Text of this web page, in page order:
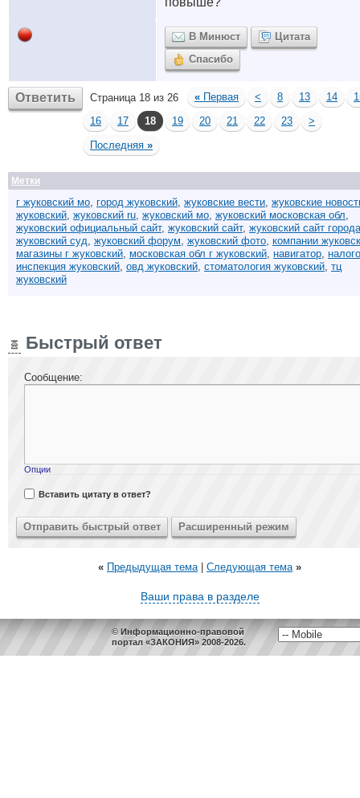
В Минюст
Цитата
Спасибо
Ответить Страница 18 из 26 « Первая < 8 13 14
16
17 18 19 20 21 22 23
>
Последняя »
Метки
г жуковский мо, город жуковский, жуковские вести, жуковские
жуковский, жуковский ru, жуковский мо, жуковский московская обл,
жуковский официальный сайт, жуковский сайт, жуковский сайт города
жуковский суд, жуковский форум, жуковский фото, компании
магазины г жуковский, московская обл г жуковский, навигатор,
инспекция жуковский, овд жуковский, стоматология жуковский, тц
жуковский
Быстрый ответ
Сообщение:
Опции
Вставить цитату в ответ?
« Предыдущая тема| Следующая тема »
Ваши права в разделе
© Информационно-правовой
портал «ЗАКОНИЯ» 2008-2026.